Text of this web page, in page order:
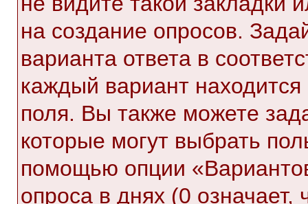
на создание опросов.
варианта ответа в
каждый вариант находится
поля. Вы также можете
которые могут выбрать
помощью опции
опроса в днях (0